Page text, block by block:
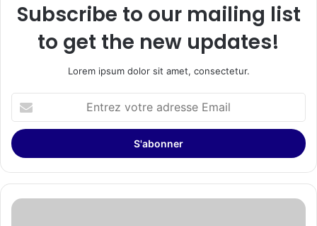
Subscribe to our mailing list
to get the new updates!
Lorem ipsum dolor sit amet, consectetur.
votre
adresse
Email
Hyperice